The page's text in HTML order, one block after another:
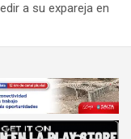
a su expareja en